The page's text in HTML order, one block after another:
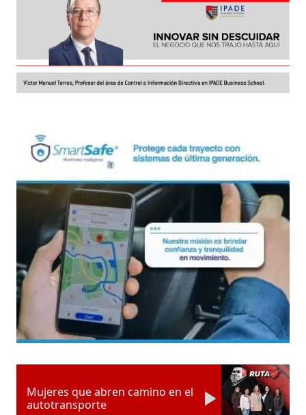
Mujeres que abren camino en el
autotransporte